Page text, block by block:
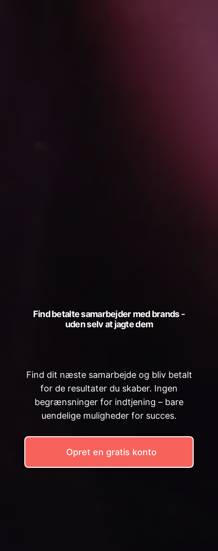
Find betalte samarbejder med brands -
uden selv at jagte dem
Find dit næste samarbejde og bliv betalt
for de resultater du skaber. Ingen
begrænsninger for indtjening – bare
uendelige muligheder for succes.
Opret en gratis konto